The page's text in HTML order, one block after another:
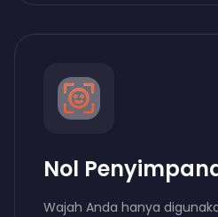
Nol
Wajah Anda hanya